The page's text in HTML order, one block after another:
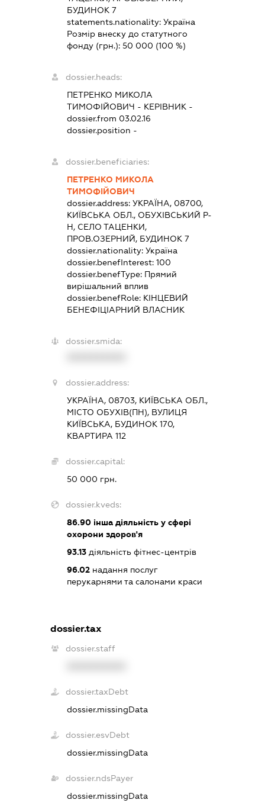
БУДИНОК 7
statements.nationality:Україна
Розмір внеску до статутного
фонду (грн.):50 000 (100 %)
dossier.heads:
ПЕТРЕНКО МИКОЛА
ТИМОФІЙОВИЧ - КЕРІВНИК -
dossier.from 03.02.16
dossier.position -
dossier.beneficiaries:
ПЕТРЕНКО МИКОЛА
ТИМОФІЙОВИЧ
dossier.address:УКРАЇНА, 08700,
КИЇВСЬКА ОБЛ., ОБУХІВСЬКИЙ Р-
Н, СЕЛО ТАЦЕНКИ,
ПРОВ.ОЗЕРНИЙ, БУДИНОК 7
dossier.nationality:Україна
dossier.benefInterest:100
dossier.benefType: Прямий
вирішальний вплив
dossier.benefRole: КІНЦЕВИЙ
БЕНЕФІЦІАРНИЙ ВЛАСНИК
dossier.smida:
dossier.address:
УКРАЇНА, 08703, КИЇВСЬКА ОБЛ.,
МІСТО ОБУХІВ(ПН), ВУЛИЦЯ
КИЇВСЬКА, БУДИНОК 170,
КВАРТИРА 112
dossier.capital:
50 000 грн.
dossier.kveds:
86.90 інша діяльність у сфері
охорони здоров'я
93.13 діяльність фітнес-центрів
96.02 надання послуг
перукарнями та салонами краси
dossier.tax
dossier.staff
dossier.taxDebt
dossier.missingData
dossier.esvDebt
dossier.missingData
dossier.ndsPayer
dossier.missingData